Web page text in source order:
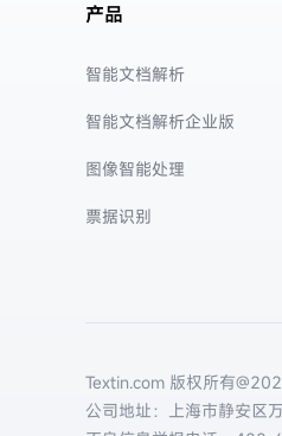
产品
智能文档解析
智能文档解析企业版
图像智能处理
票据识别
Textin.com 版权所有@
公司地址：上海市静安区